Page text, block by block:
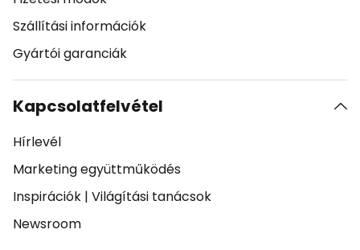
Szállítási információk
Gyártói garanciák
Kapcsolatfelvétel
Hírlevél
Marketing együttműködés
Inspirációk | Világítási tanácsok
Newsroom